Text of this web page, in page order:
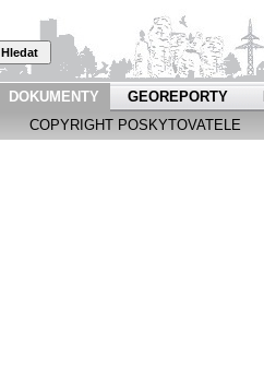
Hledat
DOKUMENTY GEOREPORTY
COPYRIGHT POSKYTOVATELE